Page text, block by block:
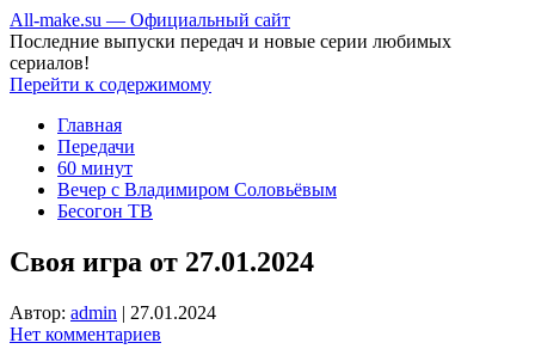
All-make.su — Официальный сайт
Последние выпуски передач и новые серии любимых
сериалов!
Перейти к содержимому
Главная
Передачи
60 минут
Вечер с Владимиром Соловьёвым
Бесогон ТВ
Своя игра от 27.01.2024
Автор: admin | 27.01.2024
Нет комментариев